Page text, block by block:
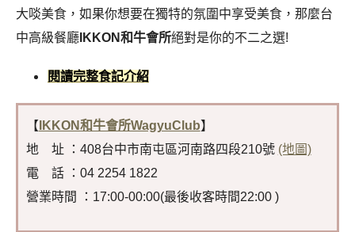
大啖美食，如果你想要在獨特的氛圍中享受美食，那麼台
中高級餐廳 IKKON和牛會所絕對是你的不二之選!
閱讀完整食記介紹
【 IKKON和牛會所WagyuClub】
地 址 ：408台中市南屯區河南路四段210號 (地圖)
電 話 ：04 2254 1822
營業時間 ：17:00-00:00(最後收客時間22:00 )